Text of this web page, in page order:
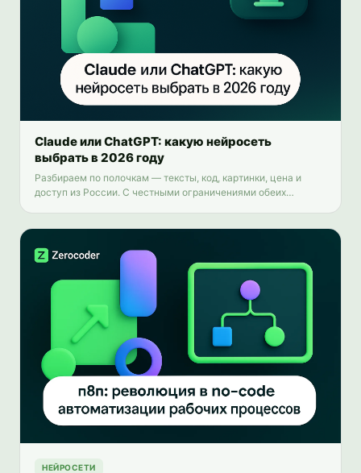
Claude или ChatGPT: какую нейросеть
выбрать в 2026 году
Разбираем по полочкам — тексты, код, картинки, цена и
доступ из России. С честными ограничениями обеих
НЕЙРОСЕТИ